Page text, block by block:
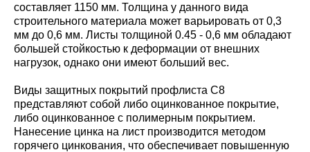
составляет 1150 мм. Толщина у данного вида
строительного материала может варьировать от 0,3
мм до 0,6 мм. Листы толщиной 0.45 - 0,6 мм обладают
большей стойкостью к деформации от внешних
нагрузок, однако они имеют больший вес.
Виды защитных покрытий профлиста С8
представляют собой либо оцинкованное покрытие,
либо оцинкованное с полимерным покрытием.
Нанесение цинка на лист производится методом
горячего цинкования, что обеспечивает повышенную